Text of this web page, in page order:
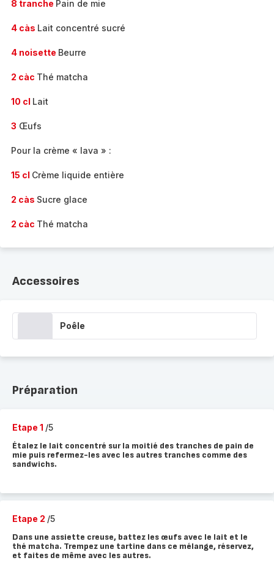
8 tranche Pain de mie
4 càs Lait concentré sucré
4 noisette Beurre
2 càc Thé matcha
10 cl Lait
3 Œufs
Pour la crème « lava » :
15 cl Crème liquide entière
2 càs Sucre glace
2 càc Thé matcha
Accessoires
Poêle
Préparation
Etape 1 /5
Étalez le lait concentré sur la moitié des tranches de pain de
mie puis refermez-les avec les autres tranches comme des
sandwichs.
Etape 2 /5
Dans une assiette creuse, battez les œufs avec le lait et le
thé matcha. Trempez une tartine dans ce mélange, réservez,
et faites de même avec les autres.